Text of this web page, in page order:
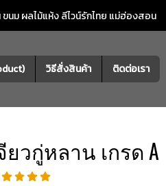
นม ผลไม้แห้งลีไวน์รักไทย แม่ฮ่องสอน
วิธีสั่งสินค้า ติดต่อเรา
ยวกู่หลาน เกรด A